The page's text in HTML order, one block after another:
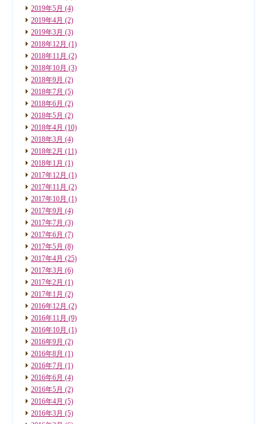
2019年5月 (4)
2019年4月 (2)
2019年3月 (3)
2018年12月 (1)
2018年11月 (2)
2018年10月 (3)
2018年9月 (2)
2018年7月 (5)
2018年6月 (2)
2018年5月 (2)
2018年4月 (10)
2018年3月 (4)
2018年2月 (11)
2018年1月 (1)
2017年12月 (1)
2017年11月 (2)
2017年10月 (1)
2017年9月 (4)
2017年7月 (3)
2017年6月 (7)
2017年5月 (8)
2017年4月 (25)
2017年3月 (6)
2017年2月 (1)
2017年1月 (2)
2016年12月 (2)
2016年11月 (9)
2016年10月 (1)
2016年9月 (2)
2016年8月 (1)
2016年7月 (1)
2016年6月 (4)
2016年5月 (2)
2016年4月 (5)
2016年3月 (5)